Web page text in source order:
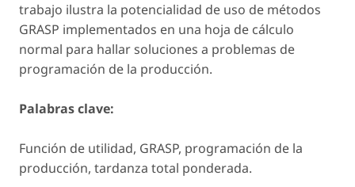
trabajo ilustra la potencialidad de uso de métodos
GRASP implementados en una hoja de cálculo
normal para hallar soluciones a problemas de
programación de la producción.
Palabras clave:
Función de utilidad, GRASP, programación de la
producción, tardanza total ponderada.